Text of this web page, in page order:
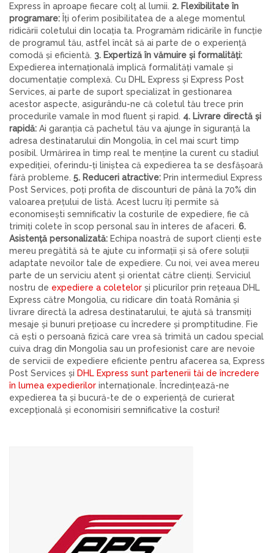
Express în aproape fiecare colț al lumii. 2. Flexibilitate în
programare: Îți oferim posibilitatea de a alege momentul
ridicării coletului din locația ta. Programăm ridicările în funcție
de programul tău, astfel încât să ai parte de o experiență
comodă și eficientă. 3. Expertiză în vămuire și formalități:
Expedierea internațională implică formalități vamale și
documentație complexă. Cu DHL Express și Express Post
Services, ai parte de suport specializat în gestionarea
acestor aspecte, asigurându-ne că coletul tău trece prin
procedurile vamale în mod fluent și rapid. 4. Livrare directă și
rapidă: Ai garanția că pachetul tău va ajunge în siguranță la
adresa destinatarului din Mongolia, în cel mai scurt timp
posibil. Urmărirea în timp real te menține la curent cu stadiul
expediției, oferindu-ți liniștea că expedierea ta se desfășoară
fără probleme. 5. Reduceri atractive: Prin intermediul Express
Post Services, poți profita de discounturi de până la 70% din
valoarea prețului de listă. Acest lucru îți permite să
economisești semnificativ la costurile de expediere, fie că
trimiți colete în scop personal sau în interes de afaceri. 6.
Asistență personalizată: Echipa noastră de suport clienți este
mereu pregătită să te ajute cu informații și să ofere soluții
adaptate nevoilor tale de expediere. Cu noi, vei avea mereu
parte de un serviciu atent și orientat către clienți. Serviciul
nostru de expediere a coletelor și plicurilor prin rețeaua DHL
Express către Mongolia, cu ridicare din toată România și
livrare directă la adresa destinatarului, te ajută să transmiți
mesaje și bunuri prețioase cu încredere și promptitudine. Fie
că ești o persoană fizică care vrea să trimită un cadou special
cuiva drag din Mongolia sau un profesionist care are nevoie
de servicii de expediere eficiente pentru afacerea sa, Express
Post Services și DHL Express sunt partenerii tăi de încredere
în lumea expedierilor internaționale. Încredințează-ne
expedierea ta și bucură-te de o experiență de curierat
excepțională și economisiri semnificative la costuri!